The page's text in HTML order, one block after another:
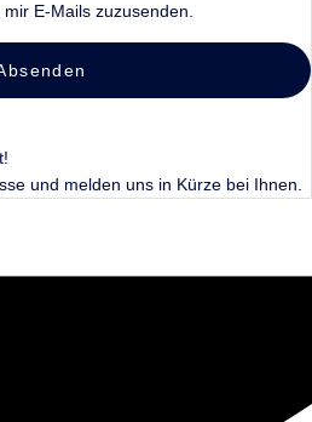
E-Mails zuzusenden.
und melden uns in Kürze bei Ihnen.